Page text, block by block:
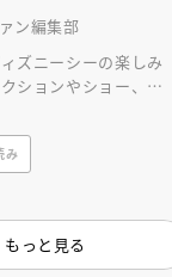
ン編集部
ズニーシーの楽しみ
ションやショー、レ
み
もっと見る